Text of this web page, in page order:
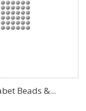
Beads &...